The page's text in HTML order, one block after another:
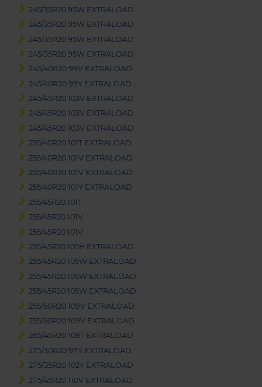
245/35R20 95W EXTRALOAD
245/35R20 95W EXTRALOAD
245/35R20 95W EXTRALOAD
245/35R20 95W EXTRALOAD
245/40R20 99V EXTRALOAD
245/40R20 99Y EXTRALOAD
245/45R20 103V EXTRALOAD
245/45R20 103V EXTRALOAD
245/45R20 103V EXTRALOAD
255/40R20 101T EXTRALOAD
255/40R20 101V EXTRALOAD
255/40R20 101V EXTRALOAD
255/40R20 101Y EXTRALOAD
255/45R20 101T
255/45R20 101V
255/45R20 101V
255/45R20 105H EXTRALOAD
255/45R20 105W EXTRALOAD
255/45R20 105W EXTRALOAD
255/45R20 105W EXTRALOAD
255/50R20 109V EXTRALOAD
255/50R20 109V EXTRALOAD
265/45R20 108T EXTRALOAD
275/30R20 97Y EXTRALOAD
275/35R20 102Y EXTRALOAD
275/45R20 110V EXTRALOAD